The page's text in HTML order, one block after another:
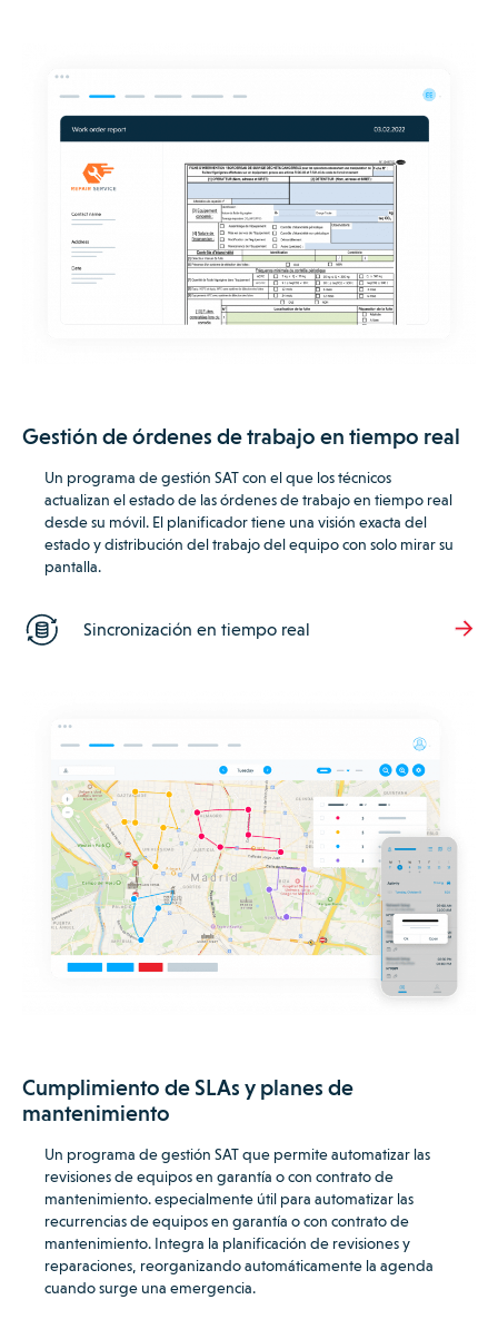
Gestión de órdenes de trabajo en tiempo real
Un programa de gestión SAT con el que los técnicos
actualizan el estado de las órdenes de trabajo en tiempo real
desde su móvil. El planificador tiene una visión exacta del
estado y distribución del trabajo del equipo con solo mirar su
pantalla.
Sincronización en tiempo real
Cumplimiento de SLAs y planes de
mantenimiento
Un programa de gestión SAT que permite automatizar las
revisiones de equipos en garantía o con contrato de
mantenimiento. especialmente útil para automatizar las
recurrencias de equipos en garantía o con contrato de
mantenimiento. Integra la planificación de revisiones y
reparaciones, reorganizando automáticamente la agenda
cuando surge una emergencia.